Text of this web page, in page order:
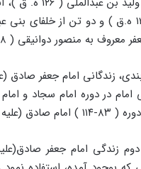
منصور دوانیقی ( ۱۵۸-۱۳۶ ( ۱۳۷ ) ه. ق ) معاصر بود .
زندگانی امام جعفر صادق
امام در دوره امام سجاد و
آنان در حد کافی بهره مند شد .